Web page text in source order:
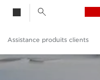
Canon
Assistance produits clients